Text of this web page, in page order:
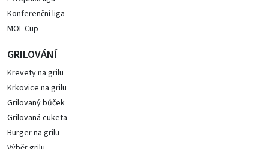
Konferenční liga
MOL Cup
GRILOVÁNÍ
Krevety na grilu
Krkovice na grilu
Grilovaný bůček
Grilovaná cuketa
Burger na grilu